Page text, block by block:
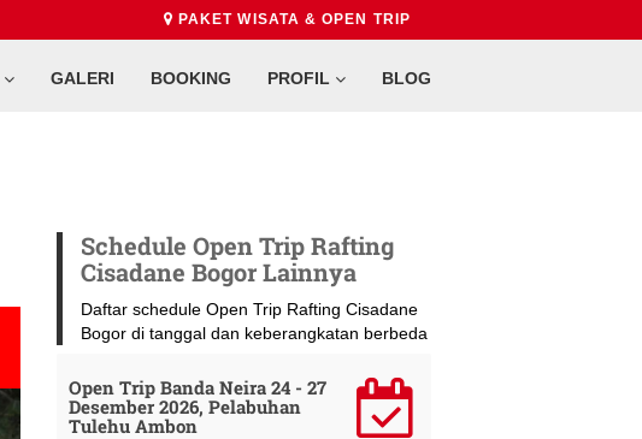
PAKET WISATA & OPEN TRIP
GALERI BOOKING PROFIL BLOG
Schedule Open Trip Rafting
Cisadane Bogor Lainnya
Daftar schedule Open Trip Rafting Cisadane
Bogor di tanggal dan keberangkatan berbeda
Open Trip Banda Neira 24 - 27
Desember 2026, Pelabuhan
Tulehu Ambon